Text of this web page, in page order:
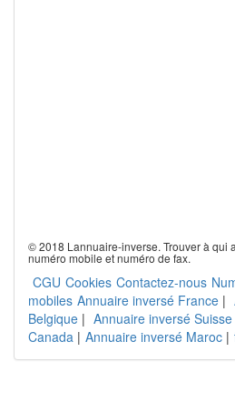
© 2018 Lannuaire-inverse. Trouver à qui
numéro mobile et numéro de fax.
CGU Cookies Contactez-nous
mobiles Annuaire inversé France |
Belgique | Annuaire inversé Suisse
Canada | Annuaire inversé Maroc |